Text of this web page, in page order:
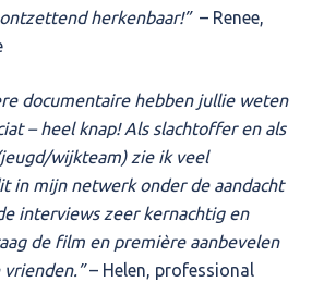
herkenbaar!”– Renee,
documentaire hebben jullie weten
– heel knap! Als slachtoffer en als
wijkteam) zie ik veel
in mijn netwerk onder de aandacht
interviews zeer kernachtig en
de film en première aanbevelen
vrienden.”– Helen, professional